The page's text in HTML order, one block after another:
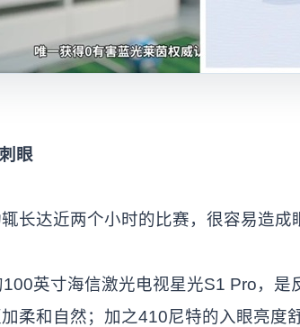
眼
长达近两个小时的比赛，很容易造成
英寸海信激光电视星光S1 Pro，是
柔和自然；加之410尼特的入眼亮度